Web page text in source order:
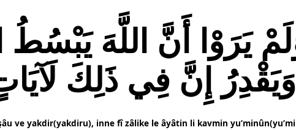
يَرَوْا أَنَّ اللَّهَ
وَيَقْدِرُ إِنَّ فِي ذَلِكَ
ve yakdir(yakdiru), inne fî zâlike le âyâtin li kavmin